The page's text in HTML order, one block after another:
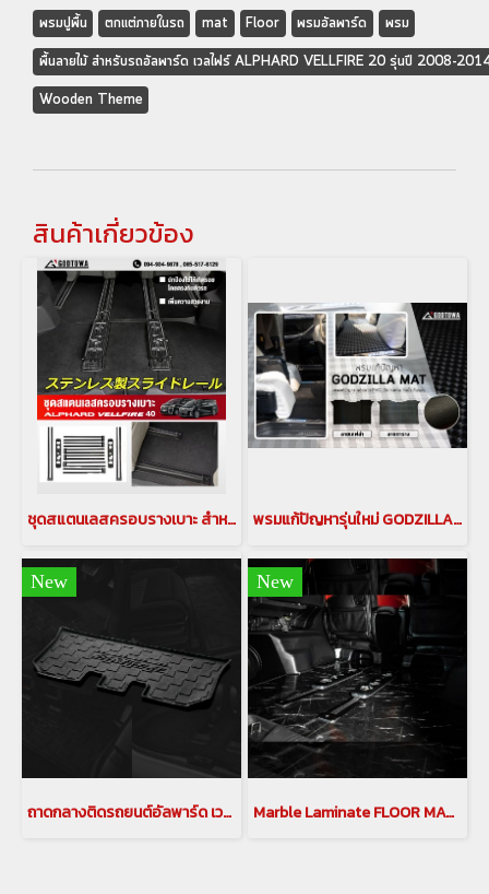
พรมปูพื้น ตกแต่ภายในรถ mat Floor พรมอัลพาร์ด
พรม
พื้นลายไม้ สำหรับรถอัลพาร์ด เวลไฟร์ ALPHARD VELLFIRE 20 รุ่นปี 2008-
Wooden Theme
สินค้าเกี่ยวข้อง
ชุดสแตนเลสครอบรางเบาะ สำหรับ ALPHARD VELLFIRE 40 สแตนเลสครอบรางรถยนต์ อัลพาร์ด เวลไฟร์ ครอบรางสแตนเลส Alphard 40 ครอบรางสแตนเลส Vellfire 40 (COV-00389) พรมแก้ปัญหารุ่นใหม่ GODZILLA MAT พรมalphard พรมVellfire พรมปูพื้นรถยนต์ พรมอัลพาร์ด พรมเวลไฟร์ alphard Floor Mat Vellfire Floor Mat
New
ถาดกลางติดรถยนต์อัลพาร์ด เวลไฟร์ 20 ถาดรองกันเลอะ ถาดsilkblaze ถาดกลางชิ้นที่ 3 สำหรับ รถยนต์ Alphard/Vellfire 20 Third 5D Rug Mat พรมอัลพาร์ด พรมเวลไฟร์ alphard floor mat vellfire floor mat floor mat พรม พรมกันน้ำ
New
Marble Laminate FLOOR MAT พื้นลามิเนตลายหินอ่อน สำหรับรถอัลพาร์ด เวลไฟร์ ALPHARD VELLFIRE 20 พรม แต่งพื้นรถยนต์ อัลพาร์ด เวลไฟร์ 20